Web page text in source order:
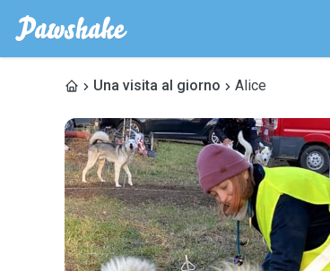
Una visita al giorno Alice